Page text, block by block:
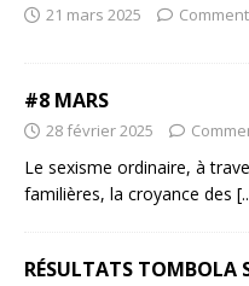
21 mars 2025
#8 MARS
28 février 2025
Le sexisme ordinaire, à
familières, la croyance des
RÉSULTATS TOMBOLA